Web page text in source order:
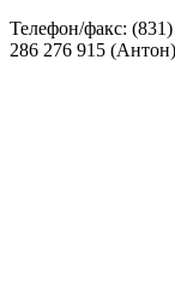
Телефон/факс:
286 276 915 (Антон)